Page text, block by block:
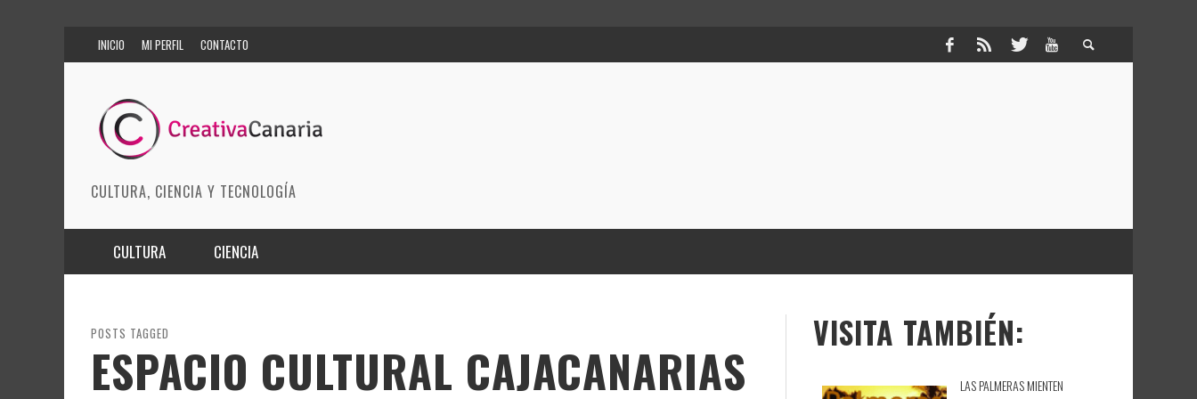
INICIO MI PERFIL CONTACTO
CULTURA, CIENCIA Y TECNOLOGÍA
CULTURA
ARTES ESCÉNICAS
MODA
CIENCIA
INNOVACIÓN
CIENCIAS DE LA TIERRA
POSTS TAGGED
ESPACIO CULTURAL CAJACANARIAS
VISITA TAMBIÉN:
LAS PALMERAS MIENTEN